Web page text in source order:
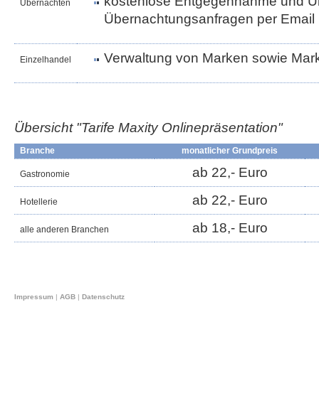
Übernachten
Übernachtungsanfragen per
Einzelhandel Verwaltung von Marken sowie
Übersicht "Tarife Maxity Onlinepräsentation"
Branche monatlicher Grundpreis
Gastronomie ab 22,- Euro
Hotellerie ab 22,- Euro
alle anderen Branchen ab 18,- Euro
Impressum | AGB | Datenschutz